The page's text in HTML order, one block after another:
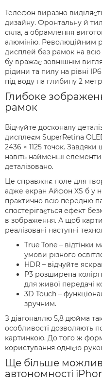
Телефон виразно
дизайну. Фронтальну й
скла, а обрамлення
алюмінію. Революційним
дисплей без рамок на
бу вражає зовнішнім
рідини та пилу на рівні
під воду на глибину 2
Глибоке
рамок
Відчуйте досконалу
дисплеєм SuperRetina
2436 × 1125 точок. Завдяки
навіть найменші
деталізовано.
Це справжнє поле для
адже екран Айфон XS б у
практично всю передню
спостерігається ефект
в зображення. А щоб
реалізовані наступні
True Tone – відтінки
умови різного
HDR – відчуйте
P3 розширена
для живої передачі
3D Touch –
зручним.
З діагоналлю 5,8 дюйма
особливості дозволяють
картинкою. До того ж
користування однією
Ще більше
автономності